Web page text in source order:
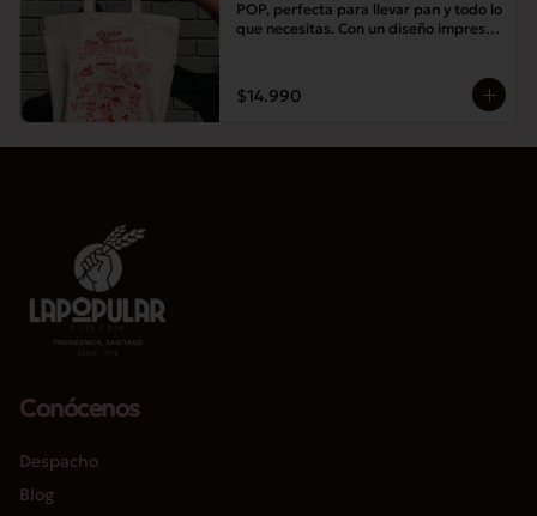
POP, perfecta para llevar pan y todo lo
que necesitas. Con un diseño impreso
$14.990
Conócenos
Despacho
Blog